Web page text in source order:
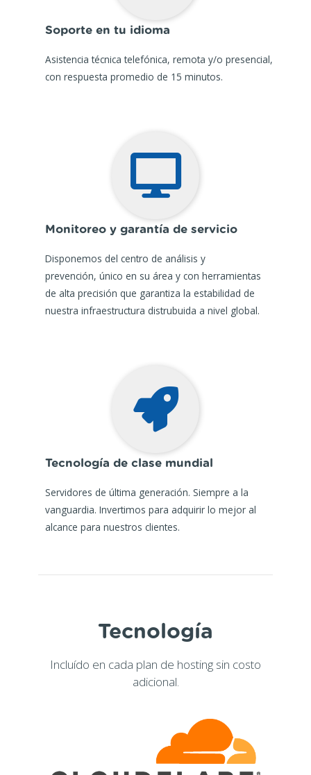
Soporte en tu idioma
Asistencia técnica telefónica, remota y/o presencial,
con respuesta promedio de 15 minutos.
Monitoreo y garantía de servicio
Disponemos del centro de análisis y
prevención, único en su área y con herramientas
de alta precisión que garantiza la estabilidad de
nuestra infraestructura distrubuida a nivel global.
Tecnología de clase mundial
Servidores de última generación. Siempre a la
vanguardia. Invertimos para adquirir lo mejor al
alcance para nuestros clientes.
Tecnología
Incluído en cada plan de hosting sin costo
adicional.